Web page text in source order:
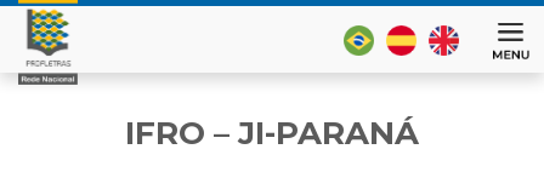
IFRO – JI-PARANÁ